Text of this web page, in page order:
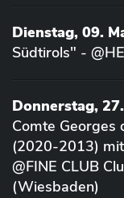
Dienstag, 09.
Südtirols" -
Donnerstag,
Comte Georges
(2020-2013)
@FINE CLUB
(Wiesbaden)